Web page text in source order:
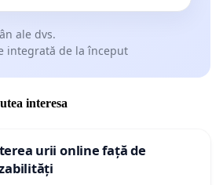
ale dvs.
integrată de la început
interesa
urii online față de